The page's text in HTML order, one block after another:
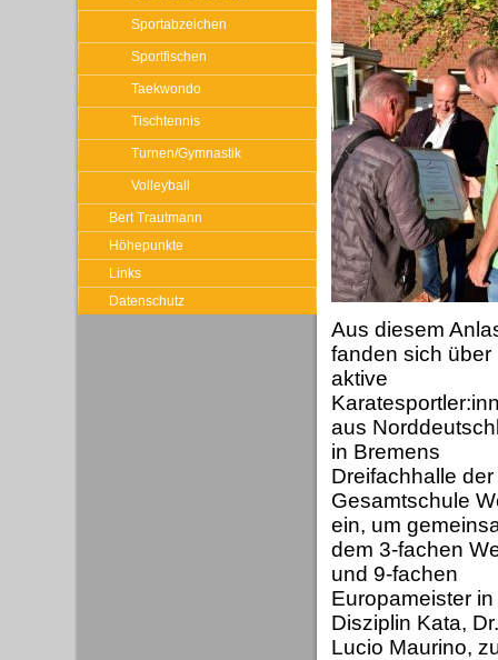
Sportabzeichen
Sportfischen
Taekwondo
Tischtennis
Turnen/Gymnastik
Volleyball
Bert Trautmann
Höhepunkte
Links
Datenschutz
Aus diesem
fanden sich über
aktive
aus
in Bremens
Dreifachhalle der
Gesamtschule
ein, um
dem 3-fachen
und 9-fachen
Europameister in
Disziplin Kata, Dr.
Lucio Maurino,